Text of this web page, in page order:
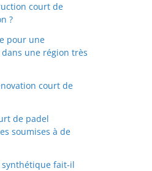
court de
?
pour une
une région très
court de
de padel
soumises à de
synthétique fait-il